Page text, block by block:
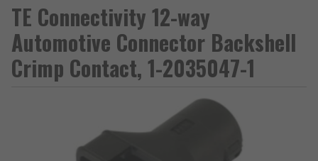
TE Connectivity 12-way
Automotive Connector Backshell
Crimp Contact, 1-2035047-1